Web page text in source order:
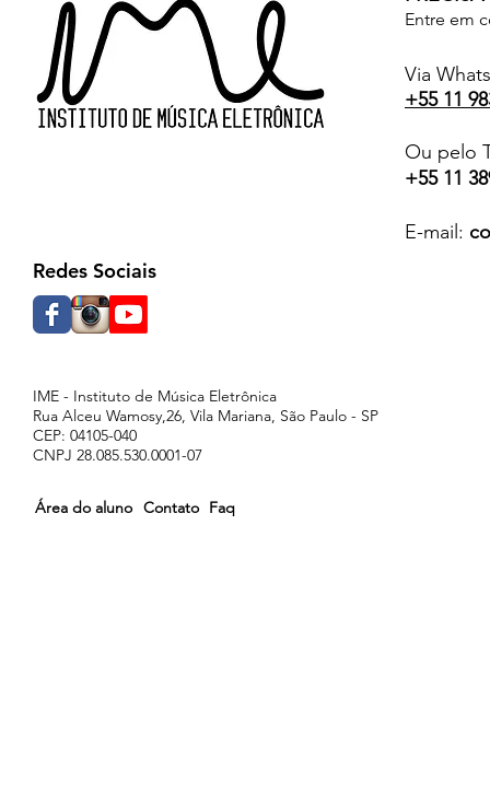
Redes Sociais
Entre em
Via
+55 11
Ou pelo
+55 11
E-mail:
IME - Instituto de Música Eletrônica
Rua Alceu Wamosy,26, Vila Mariana, São Paulo - SP
CEP: 04105-040
CNPJ 28.085.530.0001-07
Área do aluno Contato Faq